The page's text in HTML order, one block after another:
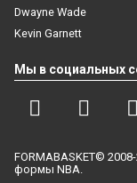
2 499
Dwayne Wade
Kevin Garnett
Мы в социальных
FORMABASKET©
формы NBA.